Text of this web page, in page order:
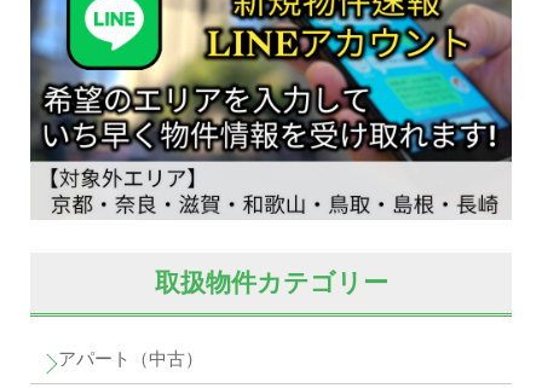
取扱物件カテゴリー
アパート（中古）